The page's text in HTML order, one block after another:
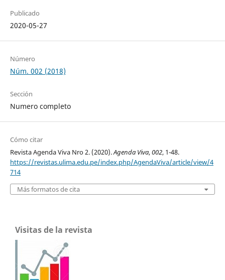
Publicado
2020-05-27
Número
Núm. 002 (2018)
Sección
Numero completo
Cómo citar
Revista Agenda Viva Nro 2. (2020).Agenda Viva,002, 1-48.
https://revistas.ulima.edu.pe/index.php/AgendaViva/article/view/4
714
Más formatos de cita
Visitas de la revista